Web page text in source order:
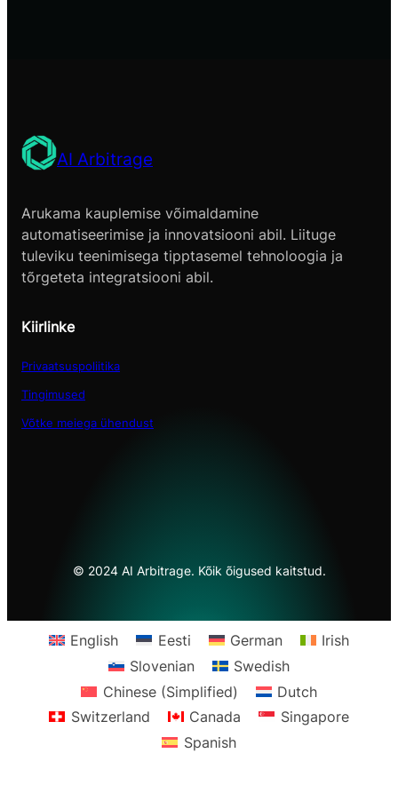
AI Arbitrage
Arukama kauplemise võimaldamine
automatiseerimise ja innovatsiooni abil. Liituge
tuleviku teenimisega tipptasemel tehnoloogia ja
tõrgeteta integratsiooni abil.
Kiirlinke
Privaatsuspoliitika
Tingimused
Võtke meiega ühendust
© 2024 AI Arbitrage. Kõik õigused kaitstud.
English Eesti German
Irish
Slovenian
Swedish
Chinese (Simplified)
Dutch
Switzerland
Canada
Singapore
Spanish